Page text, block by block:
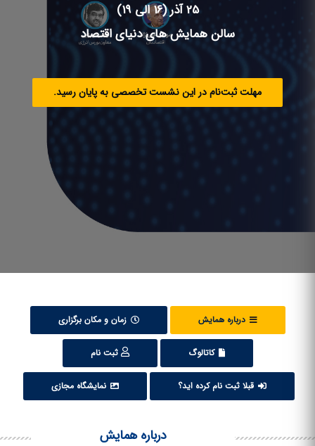
25 آذر (16 الی 19)
سالن همایش های دنیای اقتصاد
مهلت ثبت‌نام در این نشست تخصصی به پایان رسید.
درباره همایش زمان و مکان برگزاری
کاتالوگ ثبت نام
قبلا ثبت نام کرده اید؟ نمایشگاه مجازی
درباره همایش